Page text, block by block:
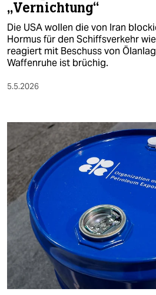
„Vernichtung“
Die USA wollen die von Iran
Hormus für den Schiffsverkehr
reagiert mit Beschuss von
Waffenruhe ist brüchig.
5.5.2026